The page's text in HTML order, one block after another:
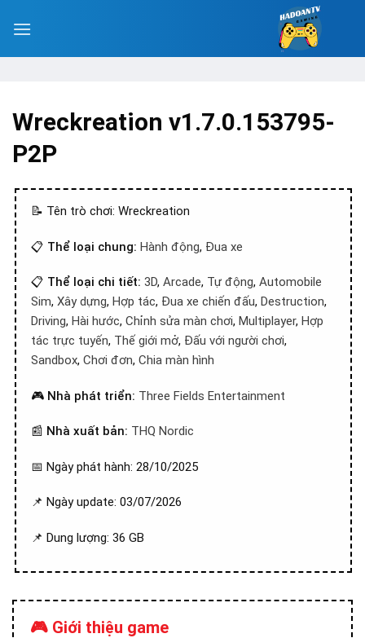
Wreckreation v1.7.0.153795-
P2P
📝 Tên trò chơi: Wreckreation
📋 Thể loại chung: Hành động, Đua xe
📋 Thể loại chi tiết: 3D, Arcade, Tự động, Automobile
Sim, Xây dựng, Hợp tác, Đua xe chiến đấu, Destruction,
Driving, Hài hước, Chỉnh sửa màn chơi, Multiplayer, Hợp
tác trực tuyến, Thế giới mở, Đấu với người chơi,
Sandbox, Chơi đơn, Chia màn hình
🎮 Nhà phát triển: Three Fields Entertainment
📰 Nhà xuất bản: THQ Nordic
📅 Ngày phát hành: 28/10/2025
📌 Ngày update: 03/07/2026
📌 Dung lượng: 36 GB
🎮 Giới thiệu game